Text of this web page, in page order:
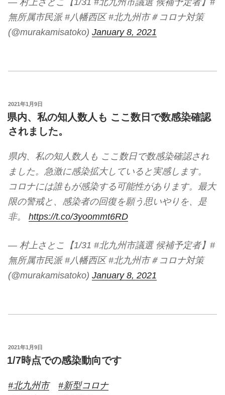
— 村上さとこ【1/31 #北九州市議選 候補予定者】#
無所属市民派 #八幡西区 #北九州市＃コロナ対策
(@murakamisatoko) January 8, 2021
投
稿
日:
2021年1月9日
県内、私の知人数人も ここ数日で数感染確認
されました。
県内、私の知人数人も ここ数日で数感染確認され
ました。急激に感染拡大していると実感します。
コロナには誰もが感染する可能性があります。最大
限の警戒と、感染者の回復を願う思いやりを、是
非。 https://t.co/3yoommt6RD
— 村上さとこ【1/31 #北九州市議選 候補予定者】#
無所属市民派 #八幡西区 #北九州市＃コロナ対策
(@murakamisatoko) January 8, 2021
投
稿
日:
2021年1月9日
1/7時点での感染動向です
#北九州市
#新型コロナ